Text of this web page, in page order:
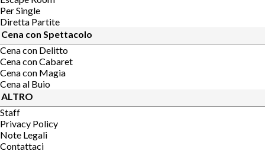
Per Single
Diretta Partite
Cena con Spettacolo
Cena con Delitto
Cena con Cabaret
Cena con Magia
Cena al Buio
ALTRO
Staff
Privacy Policy
Note Legali
Contattaci